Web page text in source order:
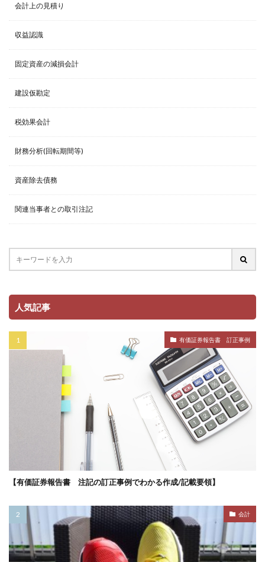
会計上の見積り
収益認識
固定資産の減損会計
建設仮勘定
税効果会計
財務分析(回転期間等)
資産除去債務
関連当事者との取引注記
人気記事
有価証券報告書 訂正事例
【有価証券報告書 注記の訂正事例でわかる作成/記載要領】
会計